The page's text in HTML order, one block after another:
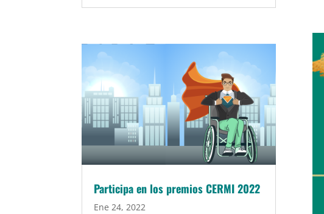
Participa en los premios CERMI 2022
Ene 24, 2022